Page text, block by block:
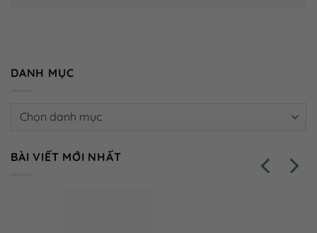
DANH MỤC
Danh
BÀI VIẾT MỚI NHẤT